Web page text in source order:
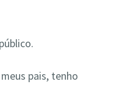
pais, tenho